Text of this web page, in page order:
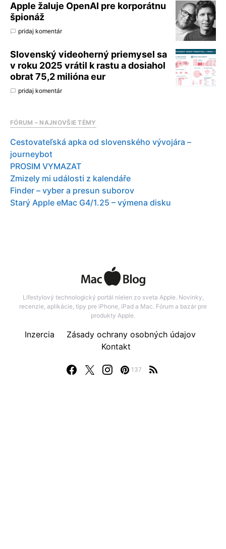
Apple žaluje OpenAI pre korporátnu
špionáž
pridaj komentár
Slovenský videoherný priemysel sa
v roku 2025 vrátil k rastu a dosiahol
obrat 75,2 milióna eur
pridaj komentár
FÓRUM – NAJNOVŠIE TÉMY
Cestovateľská apka od slovenského vývojára –
journeybot
PROSIM VYMAZAT
Zmizely mi události z kalendáře
Finder – vyber a presun suborov
Starý Apple eMac G4/1.25 – výmena disku
Lifestylový technologický portál nielen zo sveta Apple. Novinky,
recenzie, aplikácie, tipy pre iPhone, iPad a Mac. Fórum a bazár pre
produkty Apple.
137
Inzercia
Zásady ochrany osobných údajov
Kontakt